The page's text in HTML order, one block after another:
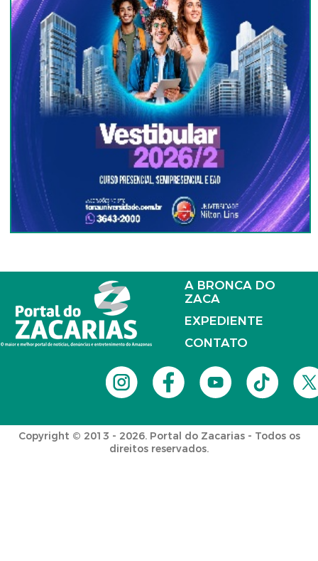
A BRONCA DO
ZACA
EXPEDIENTE
CONTATO
Copyright © 2013 - 2026. Portal do Zacarias - Todos os
direitos reservados.